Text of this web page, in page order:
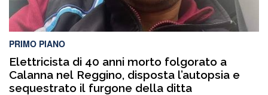
PRIMO PIANO
Elettricista di 40 anni morto folgorato a
Calanna nel Reggino, disposta l’autopsia e
sequestrato il furgone della ditta